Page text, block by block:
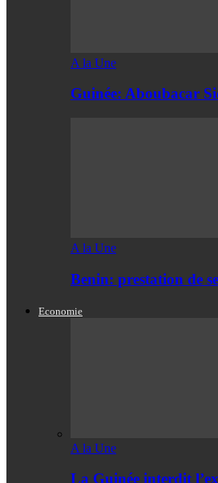
A la Une
Guinée: Aboubacar
A la Une
Benin: prestation de
Economie
A la Une
La Guinée interdit